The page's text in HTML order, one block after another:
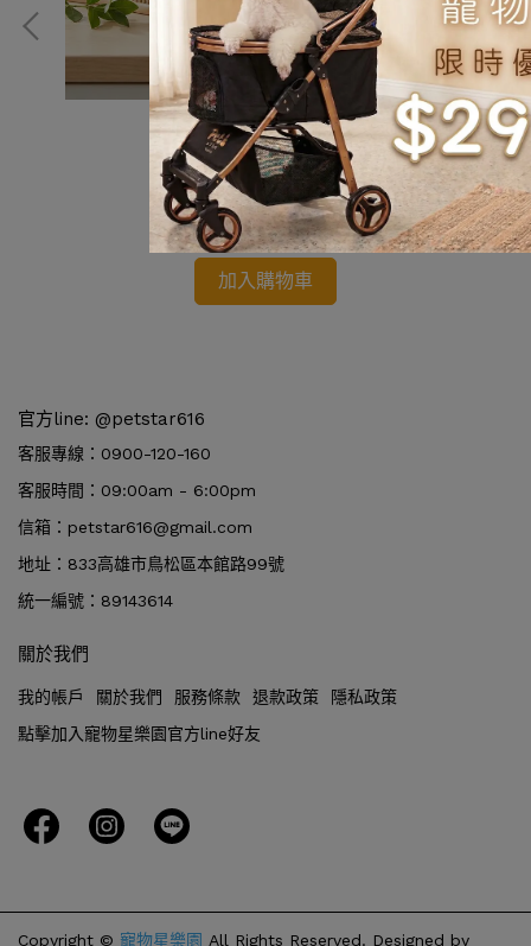
【保健】利卡素_皮利素
NT$350
加入購物車
官方line: @petstar616
客服專線：0900-120-160
客服時間：09:00am - 6:00pm
信箱：petstar616@gmail.com
地址：833高雄市鳥松區本館路99號
統一編號：89143614
關於我們
我的帳戶 關於我們 服務條款 退款政策
隱私政策
點擊加入寵物星樂園官方line好友
Copyright © 寵物星樂園 All Rights Reserved. Designed by